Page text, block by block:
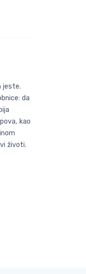
jeste.
da
kao
životi.